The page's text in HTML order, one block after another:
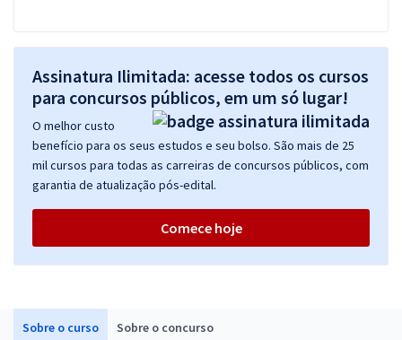
Sobre o curso Sobre o concurso
Assinatura Ilimitada: acesse todos os cursos
para concursos públicos, em um só lugar!
O melhor custo
benefício para os seus estudos e seu bolso. São mais de 25
mil cursos para todas as carreiras de concursos públicos, com
garantia de atualização pós-edital.
Comece hoje